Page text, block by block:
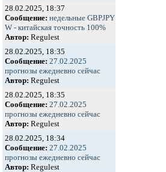
28.02.2025, 18:37
Сообщение: недельные GBPJPY
W - китайская точность 100%
Автор: Regulest
28.02.2025, 18:35
Сообщение: 27.02.2025
прогнозы ежедневно сейчас
Автор: Regulest
28.02.2025, 18:35
Сообщение: 27.02.2025
прогнозы ежедневно сейчас
Автор: Regulest
28.02.2025, 18:34
Сообщение: 27.02.2025
прогнозы ежедневно сейчас
Автор: Regulest